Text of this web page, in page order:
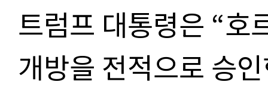
트럼프 대통령은 “호
개방을 전적으로 승